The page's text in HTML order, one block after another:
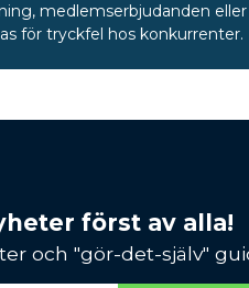
medlemserbjudanden
för tryckfel hos konkurrenter.
först av alla!
och "gör-det-själv"